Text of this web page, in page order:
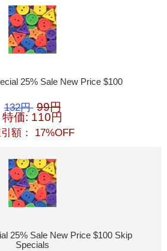
25% Sale New Price $100
132円 99円
特価: 110円
額： 17%OFF
25% Sale New Price $100 Skip
Specials